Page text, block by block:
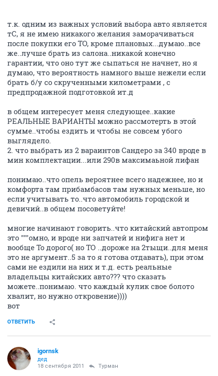
т.к. одним из важных условий выбора авто является
тС, я не имею никакого желания заморачиваться
после покупки его ТО, кроме плановых...думаю..все
же..лучше брать из салона..никакой конечно
гарантии, что оно тут же сыпаться не начнет, но я
думаю, что вероятность намного выше нежели если
брать б/у со скрученными километрами , с
предпродажной подготовкой ит.д
в общем интересует меня следующее..какие
РЕАЛЬНЫЕ ВАРИАНТЫ можно рассмотерть в этой
сумме..чтобы ездить и чтобы не совсем убого
выглядело.
2. что выбрать из 2 вараинтов Сандеро за 340 вроде в
мин комплектации...или 290в максимаьной лифан
понимаю..что опель вероятнее всего надежнее, но и
комфорта там прибамбасов там нужных меньше, но
если учитывать то..что автомобиль городской и
девичий..в общем посоветуйте!
многие начинают говорить..что китайский автопром
это """омно, и вроде ни запчатей и нифига нет и
вообще То дорого( но ТО ..дороже на 2тыщи..для меня
это не аргумент..5 за то я готова отдавать), при этом
сами не ездили на них и т.д. есть реальные
владельцы китайских авто??? что сказать
можете..понимаю. что каждый кулик свое болото
хвалит, но нужно откровение))))
вот
ОТВЕТИТЬ
igornsk
дед
18 сентября 2011 Турман